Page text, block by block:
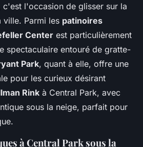
c'est l'occasion de glisser sur la
Parmi les patinoires
Center est particulièrement
spectaculaire entouré de gratte-
Park, quant à elle, offre une
pour les curieux désirant
Rink à Central Park, avec
sous la neige, parfait pour
à Central Park sous la